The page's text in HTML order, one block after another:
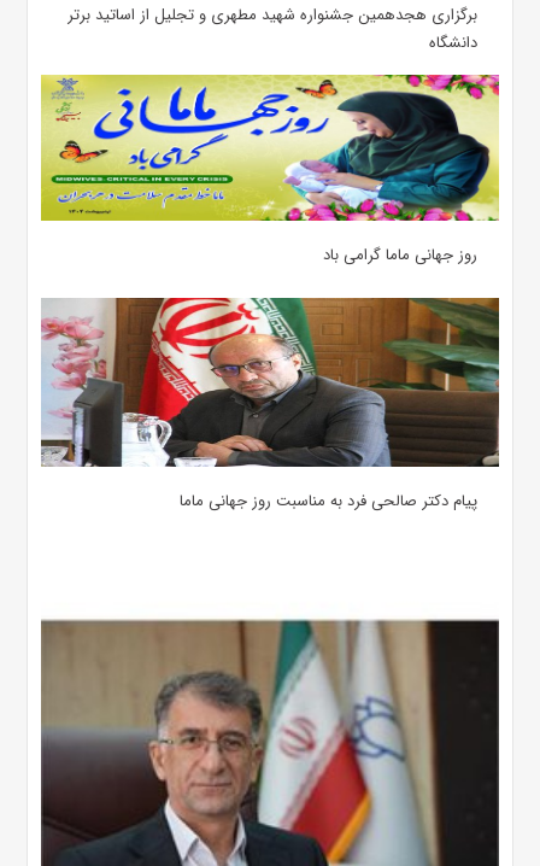
برگزاری هجدهمین جشنواره شهید مطهری و تجلیل از اساتید برتر
دانشگاه
روز جهانی ماما گرامی باد
پیام دکتر صالحی فرد به مناسبت روز جهانی ماما